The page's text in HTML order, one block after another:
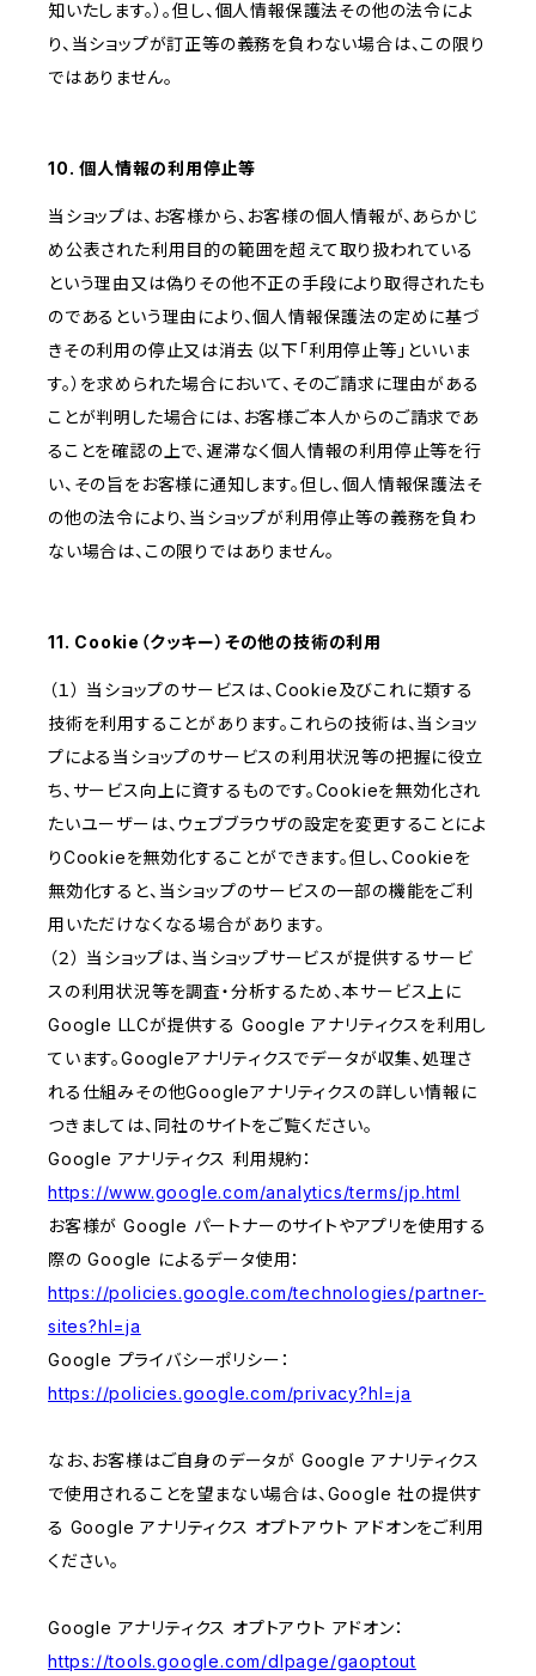
知いたします。）。但し、個人情報保護法その他の法令によ
り、当ショップが訂正等の義務を負わない場合は、この限り
ではありません。
10. 個人情報の利用停止等
当ショップは、お客様から、お客様の個人情報が、あらかじ
め公表された利用目的の範囲を超えて取り扱われている
という理由又は偽りその他不正の手段により取得されたも
のであるという理由により、個人情報保護法の定めに基づ
きその利用の停止又は消去（以下「利用停止等」といいま
す。）を求められた場合において、そのご請求に理由がある
ことが判明した場合には、お客様ご本人からのご請求であ
ることを確認の上で、遅滞なく個人情報の利用停止等を行
い、その旨をお客様に通知します。但し、個人情報保護法そ
の他の法令により、当ショップが利用停止等の義務を負わ
ない場合は、この限りではありません。
11. Cookie（クッキー）その他の技術の利用
（１） 当ショップのサービスは、Cookie及びこれに類する
技術を利用することがあります。これらの技術は、当ショッ
プによる当ショップのサービスの利用状況等の把握に役立
ち、サービス向上に資するものです。Cookieを無効化され
たいユーザーは、ウェブブラウザの設定を変更することによ
りCookieを無効化することができます。但し、Cookieを
無効化すると、当ショップのサービスの一部の機能をご利
用いただけなくなる場合があります。
（２） 当ショップは、当ショップサービスが提供するサービ
スの利用状況等を調査・分析するため、本サービス上に
Google LLCが提供する Google アナリティクスを利用し
ています。Googleアナリティクスでデータが収集、処理さ
れる仕組みその他Googleアナリティクスの詳しい情報に
つきましては、同社のサイトをご覧ください。
Google アナリティクス 利用規約：
https://www.google.com/analytics/terms/jp.html
お客様が Google パートナーのサイトやアプリを使用する
際の Google によるデータ使用：
https://policies.google.com/technologies/partner-
sites?hl=ja
Google プライバシーポリシー：
https://policies.google.com/privacy?hl=ja
なお、お客様はご自身のデータが Google アナリティクス
で使用されることを望まない場合は、Google 社の提供す
る Google アナリティクス オプトアウト アドオンをご利用
ください。
Google アナリティクス オプトアウト アドオン：
https://tools.google.com/dlpage/gaoptout